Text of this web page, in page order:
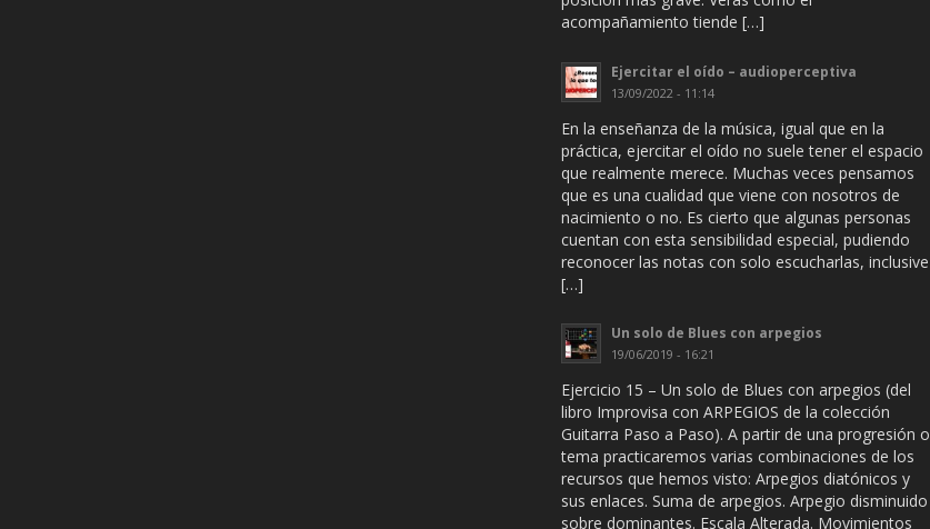
acompañamiento tiende […]
Ejercitar el oído – audioperceptiva
13/09/2022 - 11:14
En la enseñanza de la música, igual que en la
práctica, ejercitar el oído no suele tener el espacio
que realmente merece. Muchas veces pensamos
que es una cualidad que viene con nosotros de
nacimiento o no. Es cierto que algunas personas
cuentan con esta sensibilidad especial, pudiendo
reconocer las notas con solo escucharlas, inclusive
[…]
Un solo de Blues con arpegios
19/06/2019 - 16:21
Ejercicio 15 – Un solo de Blues con arpegios (del
libro Improvisa con ARPEGIOS de la colección
Guitarra Paso a Paso). A partir de una progresión o
tema practicaremos varias combinaciones de los
recursos que hemos visto: Arpegios diatónicos y
sus enlaces. Suma de arpegios. Arpegio disminuido
sobre dominantes. Escala Alterada. Movimientos